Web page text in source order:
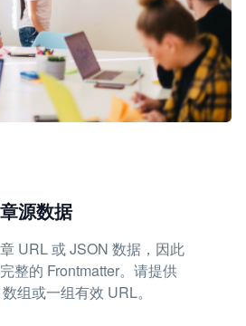
源数据
URL 或 JSON 数据，因此
整的 Frontmatter。请提供
组或一组有效 URL。